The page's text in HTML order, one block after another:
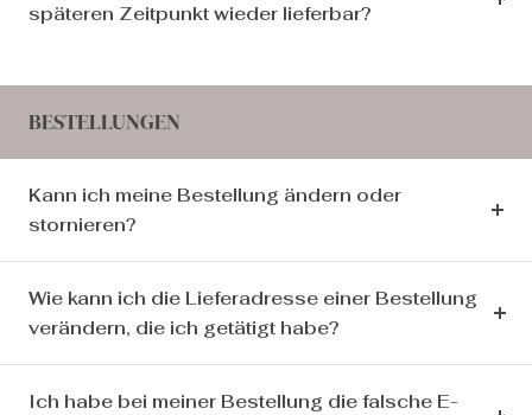
späteren Zeitpunkt wieder lieferbar?
BESTELLUNGEN
Kann ich meine Bestellung ändern oder
stornieren?
Wie kann ich die Lieferadresse einer Bestellung
verändern, die ich getätigt habe?
Ich habe bei meiner Bestellung die falsche E-